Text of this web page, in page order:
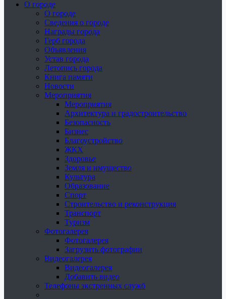
О городе
О городе
Сведения о городе
Награды города
Герб города
Объявления
Устав города
Летопись города
Книга памяти
Новости
Мероприятия
Мероприятия
Архитектура и градостроительство
Безопасность
Бизнес
Благоустройство
ЖКХ
Здоровье
Земля и имущество
Культура
Образование
Спорт
Строительство и реконструкция
Транспорт
Туризм
Фотогалерея
Фотогалерея
Загрузить фотографии
Видеогалерея
Видеогалерея
Добавить видео
Телефоны экстренных служб